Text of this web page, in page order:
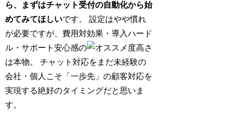
ら、まずはチャット受付の自動化から始
めてみてほしいです。 設定はやや慣れ
が必要ですが、費用対効果・導入ハード
ル・サポート安心感の
高さ
は本物。 チャット対応をまだ未経験の
会社・個人こそ「一歩先」の顧客対応を
実現する絶好のタイミングだと思いま
す。